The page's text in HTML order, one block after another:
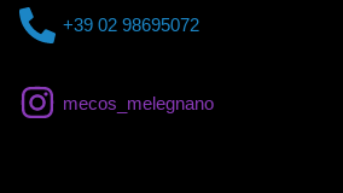
+39 02 98695072
mecos_melegnano